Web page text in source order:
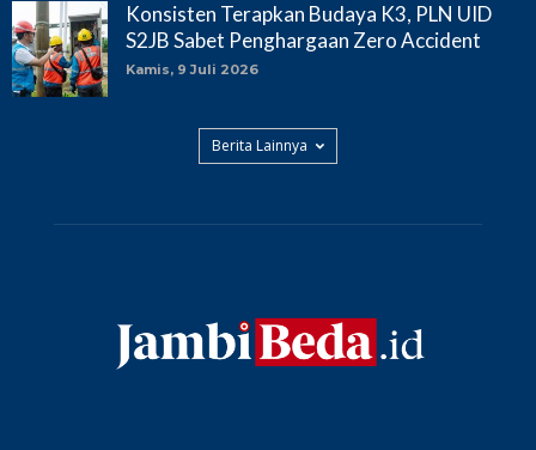
Konsisten Terapkan Budaya K3, PLN UID
S2JB Sabet Penghargaan Zero Accident
Kamis, 9 Juli 2026
Berita Lainnya